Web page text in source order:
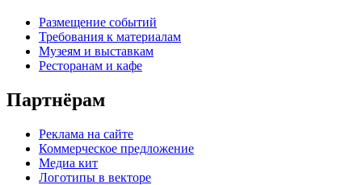
Размещение событий
Требования к материалам
Музеям и выставкам
Ресторанам и кафе
Партнёрам
Реклама на сайте
Коммерческое предложение
Медиа кит
Логотипы в векторе